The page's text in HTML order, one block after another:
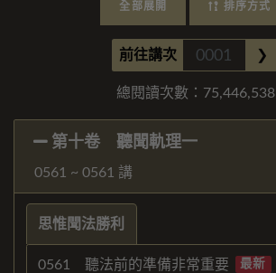
全部展開 排序方式
前往講次 ❯
總閱讀次數： 75,446,538
第十卷 聽聞軌理一
0561 ~ 0561 講
思惟聞法勝利
0561 聽法前的準備非常重要 最新